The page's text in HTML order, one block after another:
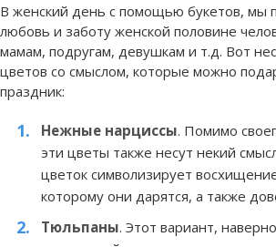
В женский день с помощью букетов, мы
любовь и заботу женской половине
мамам, подругам, девушкам и т.д. Вот
цветов со смыслом, которые можно
праздник:
Нежные нарциссы. Помимо
эти цветы также несут некий
цветок символизирует
которому они дарятся, а также
Тюльпаны. Этот вариант,